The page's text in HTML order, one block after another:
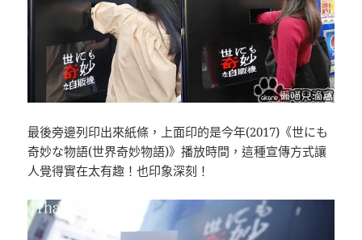
最後旁邊列印出來紙條，上面印的是今年(2017)《世にも
奇妙な物語(世界奇妙物語)》播放時間，這種宣傳方式讓
人覺得實在太有趣！也印象深刻！